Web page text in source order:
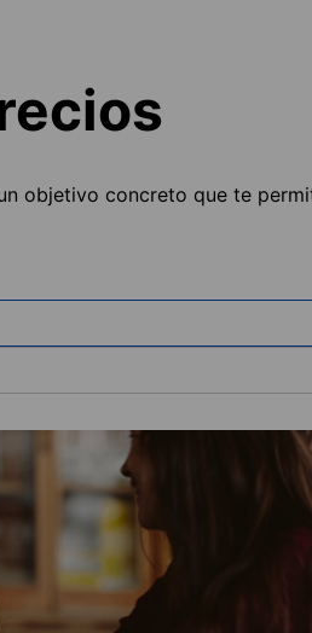
objetivo concreto que te